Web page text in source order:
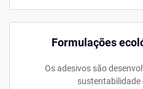
Formulações
Os adesivos são
sustentabilidade